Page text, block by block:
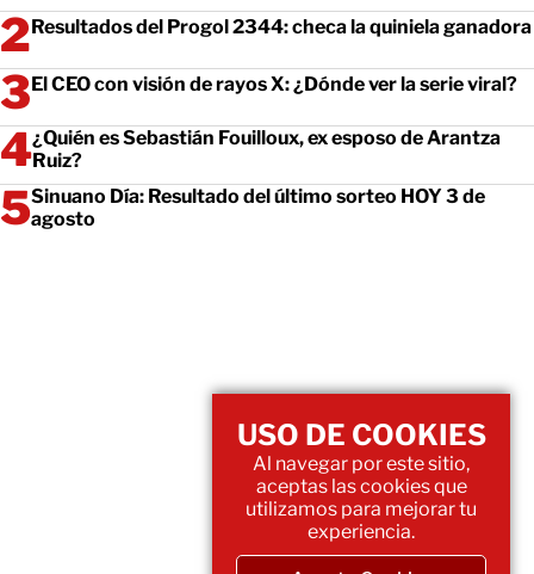
Resultados del Progol 2344: checa la quiniela ganadora
El CEO con visión de rayos X: ¿Dónde ver la serie viral?
¿Quién es Sebastián Fouilloux, ex esposo de Arantza
Ruiz?
Sinuano Día: Resultado del último sorteo HOY 3 de
agosto
USO DE COOKIES
Al navegar por este sitio,
aceptas las cookies que
utilizamos para mejorar tu
experiencia.